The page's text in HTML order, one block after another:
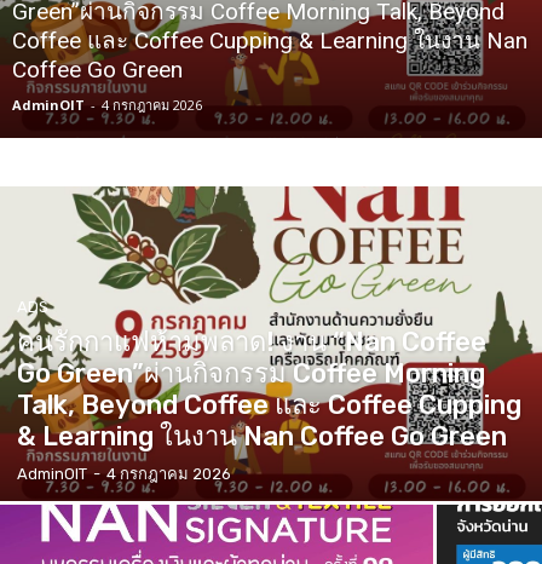
Green”ผ่านกิจกรรม Coffee Morning Talk, Beyond
Coffee และ Coffee Cupping & Learning ในงาน Nan
Coffee Go Green
AdminOIT - 4 กรกฎาคม 2026
ADS
คนรักกาแฟห้ามพลาด! งาน “Nan Coffee
Go Green”ผ่านกิจกรรม Coffee Morning
Talk, Beyond Coffee และ Coffee Cupping
& Learning ในงาน Nan Coffee Go Green
AdminOIT - 4 กรกฎาคม 2026